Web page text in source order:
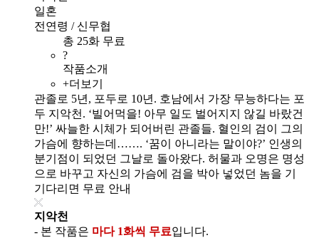
일혼
전연령 / 신무협
총 25화 무료
?
작품소개
+더보기
관졸로 5년, 포두로 10년. 호남에서 가장 무능하다는 포
두 지악천. ‘빌어먹을! 아무 일도 벌어지지 않길 바랐건
만!’ 싸늘한 시체가 되어버린 관졸들. 혈인의 검이 그의
가슴에 향하는데……. ‘꿈이 아니라는 말이야?’ 인생의
분기점이 되었던 그날로 돌아왔다. 허물과 오명은 명성
으로 바꾸고 자신의 가슴에 검을 박아 넣었던 놈을 기
기다리면 무료 안내
지악천
- 본 작품은 마다 1화씩 무료입니다.